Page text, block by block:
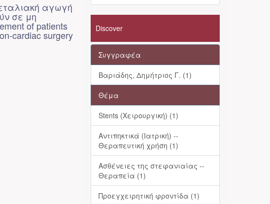
αγωγή
σε μη
of patients
cardiac surgery
Discover
Συγγραφέα
Βαριάδης, Δημήτριος Γ. (1)
Θέμα
Stents (Χειρουργική) (1)
Αντιπηκτικά (Ιατρική) --
Θεραπευτική χρήση (1)
Ασθένειες της στεφανιαίας --
Θεραπεία (1)
Προεγχειρητική φροντίδα (1)